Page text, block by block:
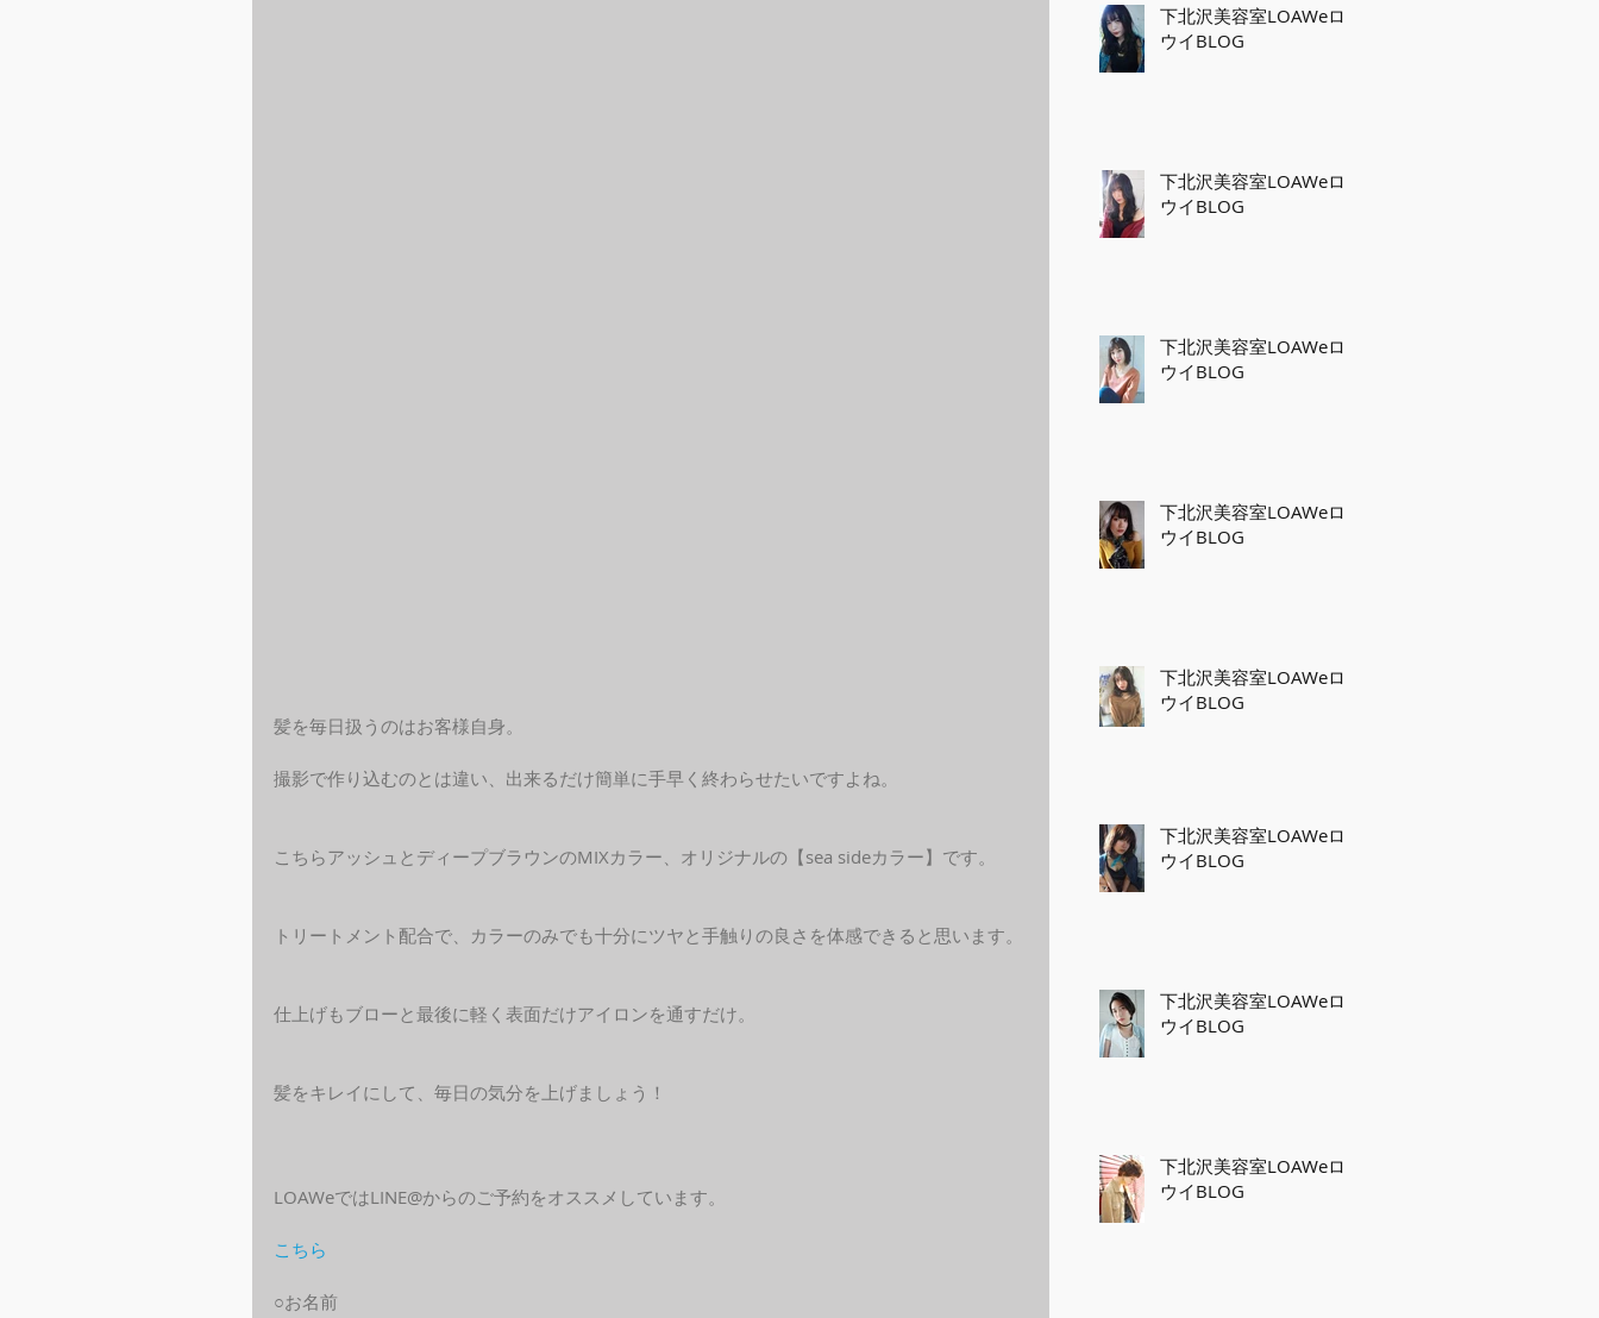
髪を毎日扱うのはお客様自身。
撮影で作り込むのとは違い、出来るだけ簡単に手早く終わらせたいですよね。
こちらアッシュとディープブラウンのMIXカラー、オリジナルの【sea sideカラー】です。
トリートメント配合で、カラーのみでも十分にツヤと手触りの良さを体感できると思います。
仕上げもブローと最後に軽く表面だけアイロンを通すだけ。
髪をキレイにして、毎日の気分を上げましょう！
LOAWeではLINE@からのご予約をオススメしています。
こちら
○お名前
下北沢美容室LOAWeロ
ウイBLOG
下北沢美容室LOAWeロ
ウイBLOG
下北沢美容室LOAWeロ
ウイBLOG
下北沢美容室LOAWeロ
ウイBLOG
下北沢美容室LOAWeロ
ウイBLOG
下北沢美容室LOAWeロ
ウイBLOG
下北沢美容室LOAWeロ
ウイBLOG
下北沢美容室LOAWeロ
ウイBLOG